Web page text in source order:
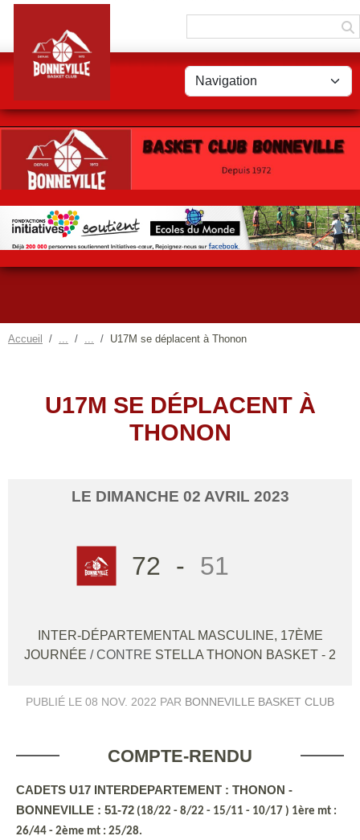
Accueil U17M se déplacent à Thonon
U17M SE DÉPLACENT À
THONON
LE DIMANCHE 02 AVRIL 2023
72 - 51
INTER-DÉPARTEMENTAL MASCULINE, 17ÈME
JOURNÉE / CONTRE STELLA THONON BASKET - 2
PUBLIÉ LE 08 NOV. 2022 PAR BONNEVILLE BASKET CLUB
COMPTE-RENDU
CADETS U17 INTERDEPARTEMENT : THONON -
BONNEVILLE : 51-72 (18/22 - 8/22 - 15/11 - 10/17 ) 1ère mt :
26/44 - 2ème mt : 25/28.